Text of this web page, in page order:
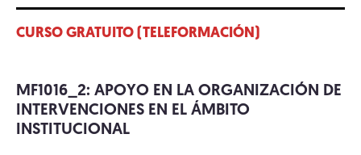
CURSO GRATUITO (TELEFORMACIÓN)
MF1016_2: APOYO EN LA ORGANIZACIÓN DE
INTERVENCIONES EN EL ÁMBITO
INSTITUCIONAL